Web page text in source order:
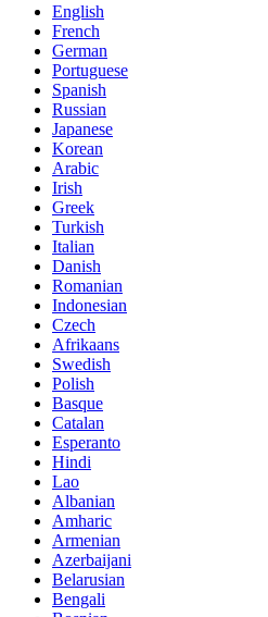
English
French
German
Portuguese
Spanish
Russian
Japanese
Korean
Arabic
Irish
Greek
Turkish
Italian
Danish
Romanian
Indonesian
Czech
Afrikaans
Swedish
Polish
Basque
Catalan
Esperanto
Hindi
Lao
Albanian
Amharic
Armenian
Azerbaijani
Belarusian
Bengali